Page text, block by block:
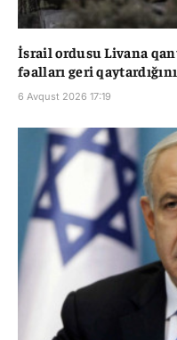
İsrail ordusu Livana
fəalları geri
6 Avqust 2026 17:19